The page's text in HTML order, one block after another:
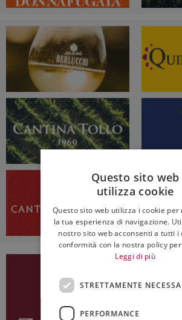
Questo sito web
utilizza cookie
Questo sito web utilizza i cookie
la tua esperienza di navigazione.
nostro sito web acconsenti a tutti i
conformità con la nostra policy
Leggi di più
STRETTAMENTE
PERFORMANCE